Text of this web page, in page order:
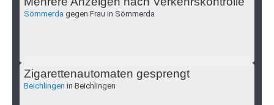
Sömmerda gegen Frau in Sömmerda
Zigarettenautomaten gesprengt
Beichlingen in Beichlingen